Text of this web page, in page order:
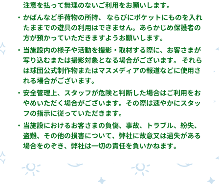
注意を払って無理のないご利用をお願いします。
・ かばんなど手荷物の所持、 ならびにポケットにものを入れ
たままでの遊具の利用はできません。あらかじめ保護者の
方が預かっていただきますようお願いします。
・ 当施設内の様子や活動を撮影・取材する際に、お客さまが
写り込むまたは撮影対象となる場合がございます。 それら
は球団公式制作物またはマスメディアの報道などに使用さ
れる場合がございます。
・ 安全管理上、スタッフが危険と判断した場合はご利用をお
やめいただく場合がございます。その際は速やかにスタッ
フの指示に従っていただきます。
・ 当施設におけるお客さまの負傷、事故、トラブル、紛失、
盗難、その他の損害について、弊社に故意又は過失がある
場合をのぞき、弊社は一切の責任を負いかねます。